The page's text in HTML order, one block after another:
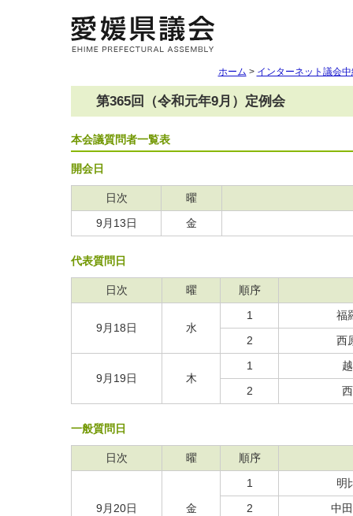
ホーム > インターネット議会中
第365回（令和元年9月）定例会
本会議質問者一覧表
開会日
日次
曜
9月13日
金
代表質問日
日次 曜 順序
9月18日 水
1
福
2
西
9月19日 木
1
2
一般質問日
日次 曜 順序
9月20日 金
1
明
2
中